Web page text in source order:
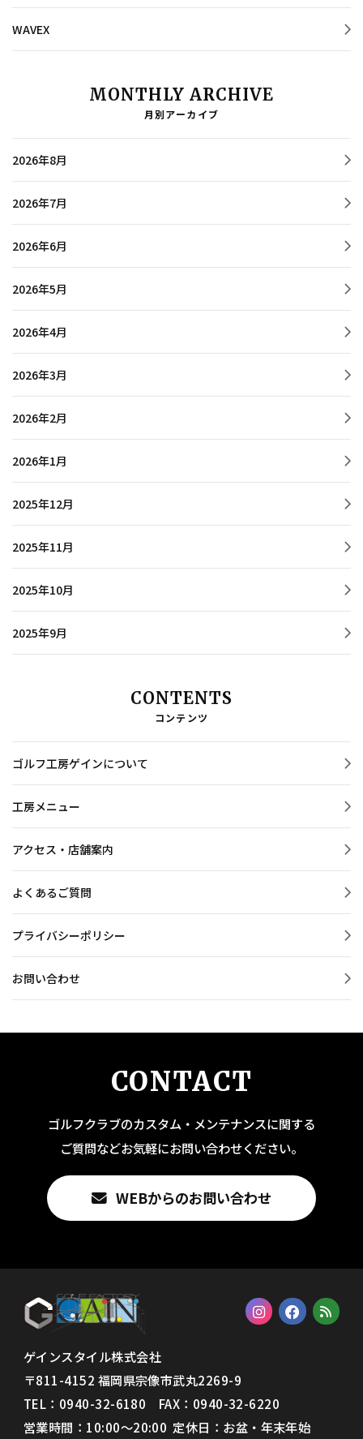
WAVEX
MONTHLY ARCHIVE
月別アーカイブ
2026年8月
2026年7月
2026年6月
2026年5月
2026年4月
2026年3月
2026年2月
2026年1月
2025年12月
2025年11月
2025年10月
2025年9月
CONTENTS
コンテンツ
ゴルフ工房ゲインについて
工房メニュー
アクセス・店舗案内
よくあるご質問
プライバシーポリシー
お問い合わせ
CONTACT
ゴルフクラブのカスタム・メンテナンスに関する
ご質問などお気軽にお問い合わせください。
WEBからのお問い合わせ
ゲインスタイル株式会社
〒811-4152 福岡県宗像市武丸2269-9
TEL：0940-32-6180 FAX： 0940-32-6220
営業時間：10:00〜20:00 定休日：お盆・年末年始